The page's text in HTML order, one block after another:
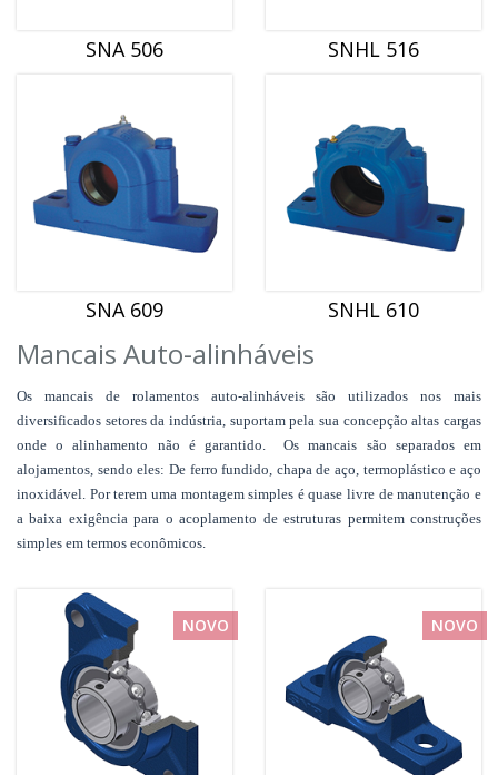
SNA 506 SNHL 516
SNA 609 SNHL 610
Mancais Auto-alinháveis
Os mancais de rolamentos auto-alinháveis são utilizados nos mais
diversificados setores da indústria, suportam pela sua concepção altas cargas
onde o alinhamento não é garantido. Os mancais são separados em
alojamentos, sendo eles: De ferro fundido, chapa de aço, termoplástico e aço
inoxidável. Por terem uma montagem simples é quase livre de manutenção e
a baixa exigência para o acoplamento de estruturas permitem construções
simples em termos econômicos.
NOVO NOVO